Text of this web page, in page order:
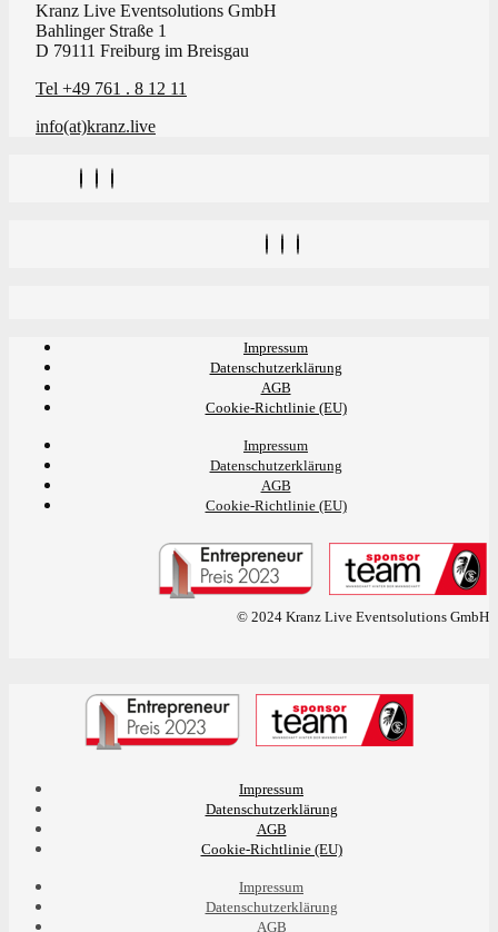
Kranz Live Eventsolutions GmbH
Bahlinger Straße 1
D 79111 Freiburg im Breisgau
Tel +49 761 . 8 12 11
info(at)kranz.live
Impressum
Datenschutzerklärung
AGB
Cookie-Richtlinie (EU)
Impressum
Datenschutzerklärung
AGB
Cookie-Richtlinie (EU)
© 2024 Kranz Live Eventsolutions GmbH
Impressum
Datenschutzerklärung
AGB
Cookie-Richtlinie (EU)
Impressum
Datenschutzerklärung
AGB